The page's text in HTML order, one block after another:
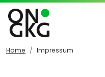
Home Impressum